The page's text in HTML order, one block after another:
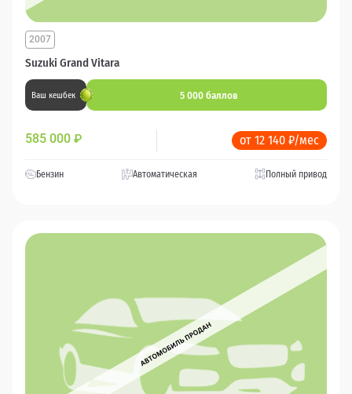
Suzuki Grand Vitara
2007
Ваш кешбек 5 000 баллов
585 000 ₽ от 12 140 ₽/мес
Бензин Автоматическая Полный привод